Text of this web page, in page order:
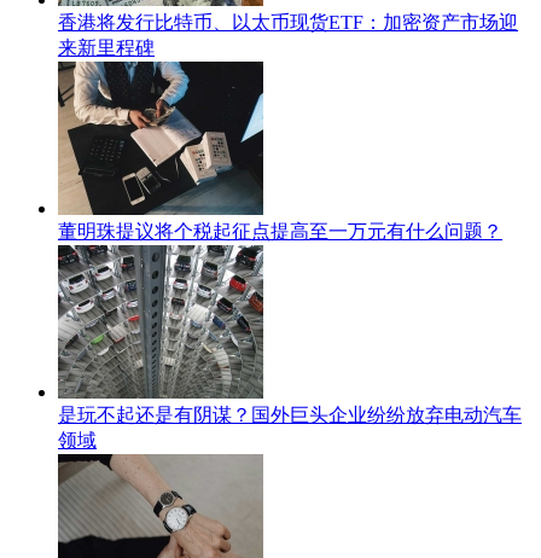
香港将发行比特币、以太币现货ETF：加密资产市场迎
来新里程碑
董明珠提议将个税起征点提高至一万元有什么问题？
是玩不起还是有阴谋？国外巨头企业纷纷放弃电动汽车
领域